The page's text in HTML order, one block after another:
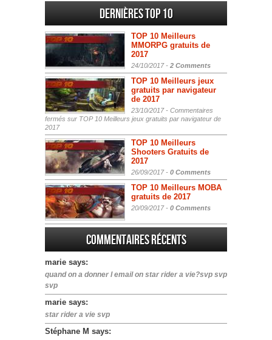
Dernières Top 10
TOP 10 Meilleurs
MMORPG gratuits de
2017
24/10/2017 - 2 Comments
TOP 10 Meilleurs jeux
gratuits par navigateur
de 2017
23/10/2017 - Commentaires
fermés sur TOP 10 Meilleurs jeux gratuits par navigateur de
2017
TOP 10 Meilleurs
Shooters Gratuits de
2017
26/09/2017 - 0 Comments
TOP 10 Meilleurs MOBA
gratuits de 2017
20/09/2017 - 0 Comments
Commentaires récents
marie says:
quand on a donner l email on star rider a vie?svp svp
svp
marie says:
star rider a vie svp
Stéphane M says: